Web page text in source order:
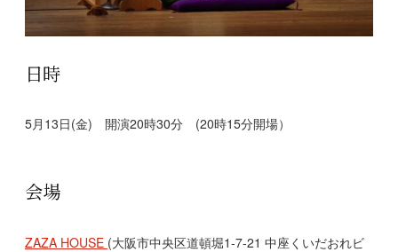
日時
5月13日(金) 開演20時30分 (20時15分開場）
会場
ZAZA HOUSE (大阪市中央区道頓堀1-7-21 中座くいだおれビ